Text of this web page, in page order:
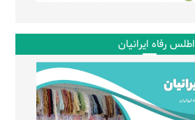
اطلس رفاه ایرانیان